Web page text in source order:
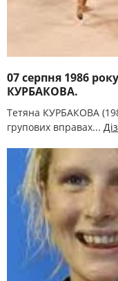
07 серпня 1986
КУРБАКОВА.
Тетяна КУРБАКОВА
групових вправах...